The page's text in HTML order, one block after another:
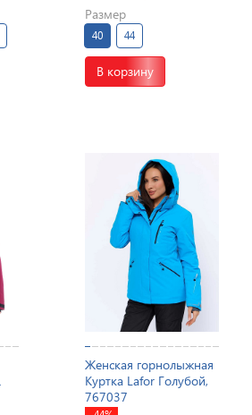
Размер
40 44
В корзину
Женская горнолыжная
Куртка Lafor Голубой,
767037